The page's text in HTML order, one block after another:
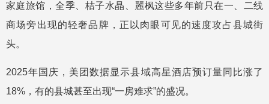
家庭旅馆，全季、桔子水晶、麗枫这些多年前只在一、二线
商场旁出现的轻奢品牌，正以肉眼可见的速度攻占县城街
头。
2025年国庆，美团数据显示县域高星酒店预订量同比涨了
18%，有的县城甚至出现“一房难求”的盛况。